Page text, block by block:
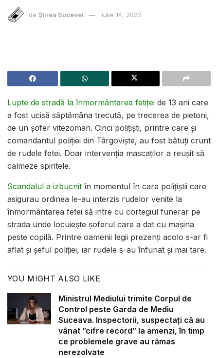
de Știrea Sucevei iulie 14, 2022
Lupte de stradă la înmormântarea fetiţei de 13 ani care
a fost ucisă săptămâna trecută, pe trecerea de pietoni,
de un şofer vitezoman. Cinci poliţişti, printre care şi
comandantul poliţiei din Târgovişte, au fost bătuţi crunt
de rudele fetei. Doar intervenţia mascaţilor a reuşit să
calmeze spiritele.
Scandalul a izbucnit în momentul în care poliţiştii care
asigurau ordinea le-au interzis rudelor venite la
înmormântarea fetei să intre cu cortegiul funerar pe
strada unde locuieşte şoferul care a dat cu maşina
peste copilă. Printre oamenii legii prezenţi acolo s-ar fi
aflat şi şeful poliţiei, iar rudele s-au înfuriat şi mai tare.
YOU MIGHT ALSO LIKE
Ministrul Mediului trimite Corpul de
Control peste Garda de Mediu
Suceava. Inspectorii, suspectați că au
vânat ”cifre record” la amenzi, în timp
ce problemele grave au rămas
nerezolvate